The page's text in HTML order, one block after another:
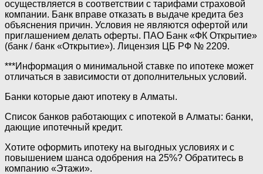
осуществляется в соответствии с тарифами страховой
компании. Банк вправе отказать в выдаче кредита без
объяснения причин. Условия не являются офертой или
приглашением делать оферты. ПАО Банк «ФК Открытие»
(банк / банк «Открытие»). Лицензия ЦБ РФ № 2209.
***Информация о минимальной ставке по ипотеке может
отличаться в зависимости от дополнительных условий.
Банки которые дают ипотеку в Алматы.
Список банков работающих с ипотекой в Алматы: банки,
дающие ипотечный кредит.
Хотите оформить ипотеку на выгодных условиях и с
повышением шанса одобрения на 25%? Обратитесь в
компанию «Этажи».